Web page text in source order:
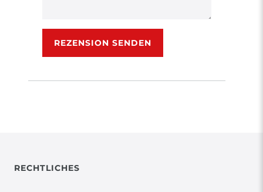
Rezensionstext
REZENSION SENDEN
RECHTLICHES